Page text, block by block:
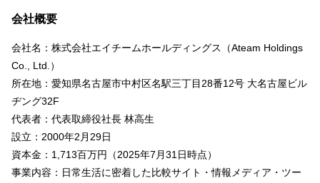
会社概要
会社名：株式会社エイチームホールディングス（Ateam Holdings
Co., Ltd.）
所在地：愛知県名古屋市中村区名駅三丁目28番12号 大名古屋ビル
ヂング32F
代表者：代表取締役社長 林高生
設立：2000年2月29日
資本金：1,713百万円（2025年7月31日時点）
事業内容：日常生活に密着した比較サイト・情報メディア・ツー